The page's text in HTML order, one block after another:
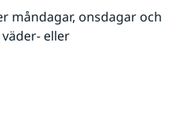
måndagar, onsdagar och
eller